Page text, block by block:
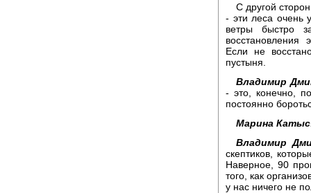
С другой
- эти леса очень
ветры быстро
восстановления
Если не
пустыня.
Владимир
- это, конечно,
постоянно
Марина
Владимир
скептиков,
Наверное, 90
того, как
у нас ничего не